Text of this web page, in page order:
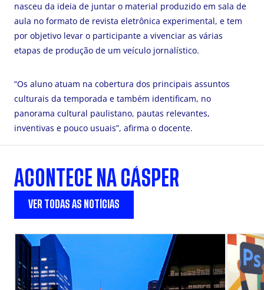
nasceu da ideia de juntar o material produzido em sala de
aula no formato de revista eletrônica experimental, e tem
por objetivo levar o participante a vivenciar as várias
etapas de produção de um veículo jornalístico.
“Os aluno atuam na cobertura dos principais assuntos
culturais da temporada e também identificam, no
panorama cultural paulistano, pautas relevantes,
inventivas e pouco usuais”, afirma o docente.
ACONTECE NA CÁSPER
VER TODAS AS NOTÍCIAS